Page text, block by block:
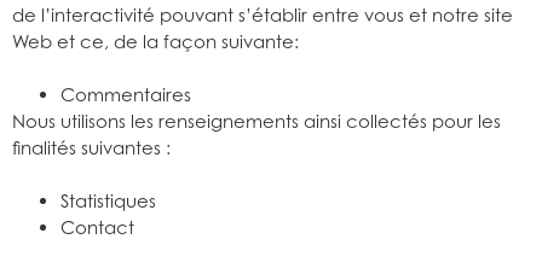
de l’interactivité pouvant s’établir entre vous et notre site
Web et ce, de la façon suivante:
Commentaires
Nous utilisons les renseignements ainsi collectés pour les
finalités suivantes :
Statistiques
Contact